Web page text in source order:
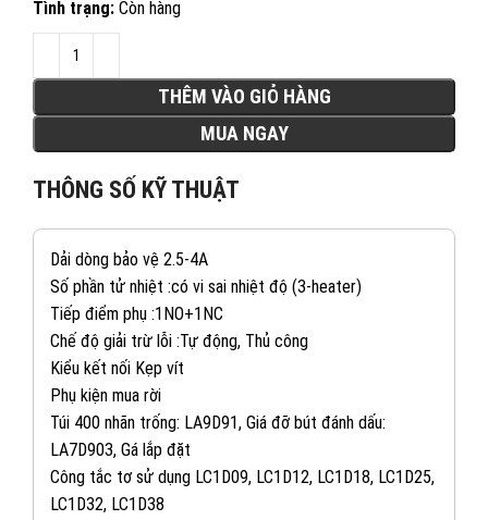
Tình trạng: Còn hàng
THÊM VÀO GIỎ HÀNG
MUA NGAY
THÔNG SỐ KỸ THUẬT
Dải dòng bảo vệ 2.5-4A
Số phần tử nhiệt :có vi sai nhiệt độ (3-heater)
Tiếp điểm phụ :1NO+1NC
Chế độ giải trừ lỗi :Tự động, Thủ công
Kiểu kết nối Kẹp vít
Phụ kiện mua rời
Túi 400 nhãn trống: LA9D91, Giá đỡ bút đánh dấu:
LA7D903, Gá lắp đặt
Công tắc tơ sử dụng LC1D09, LC1D12, LC1D18, LC1D25,
LC1D32, LC1D38